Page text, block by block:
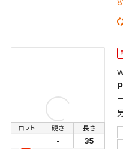
ロフト 硬さ
-
長さ
35
検
この検索条件をマイペ
保存します。
よく探す商品を、毎回